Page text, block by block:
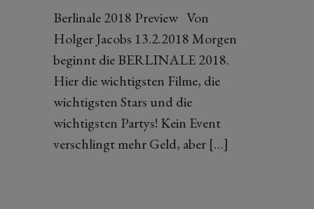
Berlinale 2018 Preview Von
Holger Jacobs 13.2.2018 Morgen
beginnt die BERLINALE 2018.
Hier die wichtigsten Filme, die
wichtigsten Stars und die
wichtigsten Partys! Kein Event
verschlingt mehr Geld, aber […]